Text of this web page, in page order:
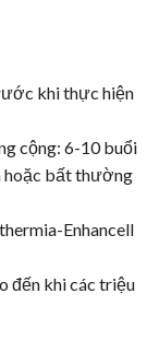
khi thực hiện
cộng: 6-10 buổi
hoặc bất thường
Enhancell
đến khi các triệu